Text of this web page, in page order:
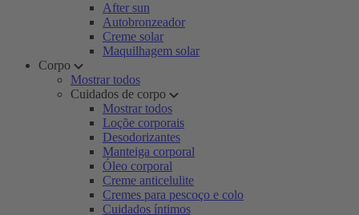
After sun
Autobronzeador
Creme solar
Maquilhagem solar
Corpo
Mostrar todos
Cuidados de corpo
Mostrar todos
Loçõe corporais
Desodorizantes
Manteiga corporal
Óleo corporal
Creme anticelulite
Cremes para pescoço e colo
Cuidados íntimos